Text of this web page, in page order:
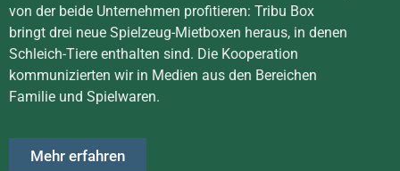
von der beide Unternehmen profitieren: Tribu Box
bringt drei neue Spielzeug-Mietboxen heraus, in denen
Schleich-Tiere enthalten sind. Die Kooperation
kommunizierten wir in Medien aus den Bereichen
Familie und Spielwaren.
Mehr erfahren